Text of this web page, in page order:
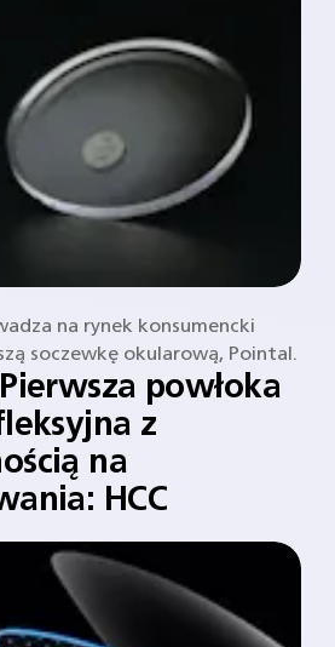
na rynek konsumencki
soczewkę okularową, Pointal.
powłoka
z
na
HCC